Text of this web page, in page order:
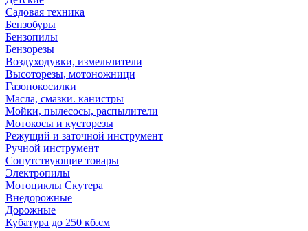
Садовая техника
Бензобуры
Бензопилы
Бензорезы
Воздуходувки, измельчители
Высоторезы, мотоножници
Газонокосилки
Масла, смазки. канистры
Мойки, пылесосы, распылители
Мотокосы и кусторезы
Режущий и заточной инструмент
Ручной инструмент
Сопутствующие товары
Электропилы
Мотоциклы Скутера
Внедорожные
Дорожные
Кубатура до 250 кб.см